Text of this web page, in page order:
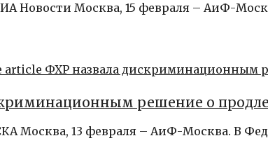
Новости Москва, 15 февраля – АиФ-
решение о
Москва, 13 февраля – АиФ-Москва. В